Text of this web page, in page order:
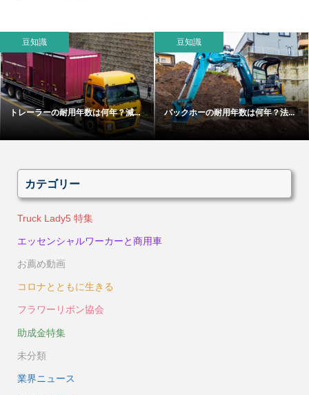
豆知識
トレーラーの耐用年数は何年？減...
豆知識
バックホーの耐用年数は何年？法...
カテゴリー
Truck Lady5 特集
エッセンシャルワーカーと商用車
お薦め動画
コロナとともに生きる
フラワーリボン協会
助成金特集
未分類
業界ニュース